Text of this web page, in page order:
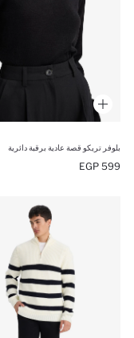
بلوفر تريكو قصة عادية برقبة دائرية
599 EGP